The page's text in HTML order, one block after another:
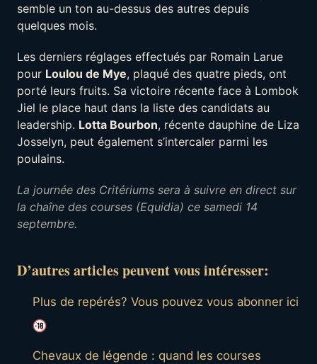
semble un ton au-dessus des autres depuis
quelques mois.
Les derniers réglages effectués par Romain Larue
pour Loulou de Mye, plaqué des quatre pieds, ont
porté leurs fruits. Sa victoire récente face à Lombok
Jiel le place haut dans la liste des candidats au
leadership. Lotta Bourbon, récente dauphine de Liza
Josselyn, peut également s’intercaler parmi les
poulains.
La journée des Critériums sera à suivre en direct sur
la chaîne des courses (Equidia) ce samedi 14
septembre.
D’autres articles peuvent vous intéresser:
Plus de repérés? Vous pouvez vous abonner ici
Chevaux de légende : quand les courses